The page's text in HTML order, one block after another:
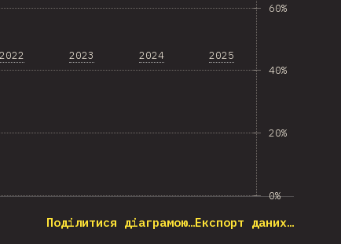
2022 2023 2024 2025
0%
20%
40%
60%
Поділитися діаграмою…Експорт даних…